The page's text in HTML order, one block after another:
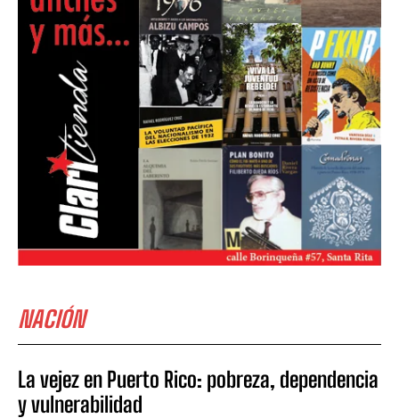
NACIÓN
La vejez en Puerto Rico: pobreza, dependencia
y vulnerabilidad